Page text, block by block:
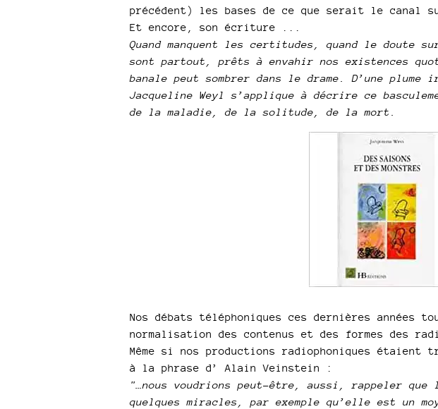
précédent) les bases de ce que serait le canal
Et encore, son écriture ...
Quand manquent les certitudes, quand le doute
sont partout, prêts à envahir nos existences
banale peut sombrer dans le drame. D’une plume
Jacqueline Weyl s’applique à décrire ce
de la maladie, de la solitude, de la mort.
Nos débats téléphoniques ces dernières années
normalisation des contenus et des formes des
Même si nos productions radiophoniques
à la phrase d’ Alain Veinstein :
"…nous voudrions peut-être, aussi, rappeler que
quelques miracles, par exemple qu’elle est un